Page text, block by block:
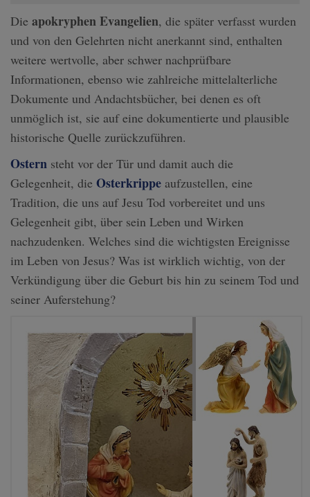
Die apokryphen Evangelien, die später verfasst wurden
und von den Gelehrten nicht anerkannt sind, enthalten
weitere wertvolle, aber schwer nachprüfbare
Informationen, ebenso wie zahlreiche mittelalterliche
Dokumente und Andachtsbücher, bei denen es oft
unmöglich ist, sie auf eine dokumentierte und plausible
historische Quelle zurückzuführen.
Ostern steht vor der Tür und damit auch die
Gelegenheit, die Osterkrippe aufzustellen, eine
Tradition, die uns auf Jesu Tod vorbereitet und uns
Gelegenheit gibt, über sein Leben und Wirken
nachzudenken. Welches sind die wichtigsten Ereignisse
im Leben von Jesus? Was ist wirklich wichtig, von der
Verkündigung über die Geburt bis hin zu seinem Tod und
seiner Auferstehung?